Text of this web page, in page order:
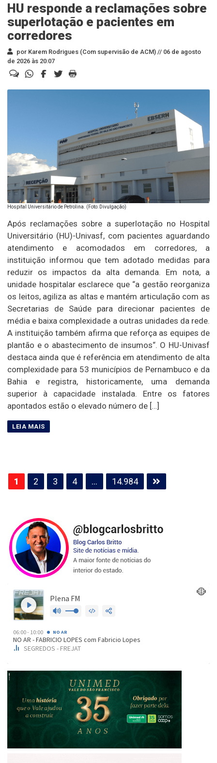
HU responde a reclamações sobre
superlotação e pacientes em
corredores
por Karem Rodrigues (Com supervisão de ACM) // 06 de agosto
de 2026 às 20:07
Hospital Universitário de Petrolina. (Foto: Divulgação)
Após reclamações sobre a superlotação no Hospital
Universitário (HU)-Univasf, com pacientes aguardando
atendimento e acomodados em corredores, a
instituição informou que tem adotado medidas para
reduzir os impactos da alta demanda. Em nota, a
unidade hospitalar esclarece que “a gestão reorganiza
os leitos, agiliza as altas e mantém articulação com as
Secretarias de Saúde para direcionar pacientes de
média e baixa complexidade a outras unidades da rede.
A instituição também afirma que reforça as equipes de
plantão e o abastecimento de insumos“. O HU-Univasf
destaca ainda que é referência em atendimento de alta
complexidade para 53 municípios de Pernambuco e da
Bahia e registra, historicamente, uma demanda
superior à capacidade instalada. Entre os fatores
apontados estão o elevado número de […]
Paginação
de
1 2 3 4 … 14.984